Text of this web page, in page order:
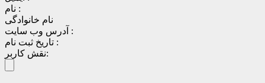
نام :
نام خانوادگی
آدرس وب سایت :
تاریخ ثبت نام :
نقش کاربر: